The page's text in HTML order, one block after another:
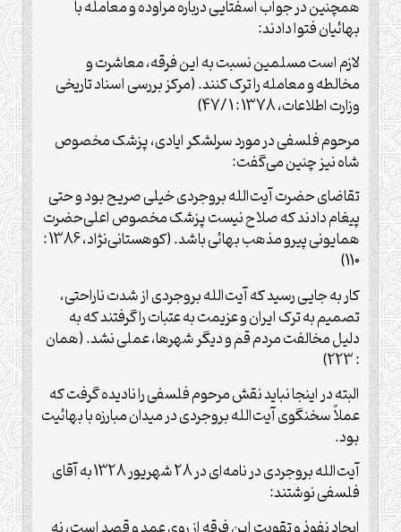
همچنین در جواب اسفتایی درباره مراوده و معامله با
بهائیان فتوا دادند:
لازم است مسلمین نسبت به این فرقه، معاشرت و
مخالطه و معامله را ترک کنند. (مرکز بررسی اسناد تاریخی
وزارت اطلاعات، 1378 : 1 /47)
مرحوم فلسفی در مورد سرلشکر ایادی، پزشک مخصوص
شاه نیز چنین می‌گفت:
تقاضای حضرت آیت‌الله بروجردی خیلی صریح بود و حتی
پیغام دادند که صلاح نیست پزشک مخصوص اعلی‌حضرت
همایونی پیرو مذهب بهائی باشد. (کوهستانی‌نژاد، 1386 :
110)
کار به جایی رسید که آیت‌الله بروجردی از شدت ناراحتی،
تصمیم به ترک ایران و عزیمت به عتبات را گرفتند که به
دلیل مخالفت مردم قم و دیگر شهرها، عملی نشد. (همان
: 223)
البته در اینجا نباید نقش مرحوم فلسفی را نادیده گرفت که
عملاً سخنگوی آیت‌الله بروجردی در میدان مبارزه با بهائیت
بود.
آیت‌الله بروجردی در نامه‌ای در 28 شهریور 1328 به آقای
فلسفی نوشتند: